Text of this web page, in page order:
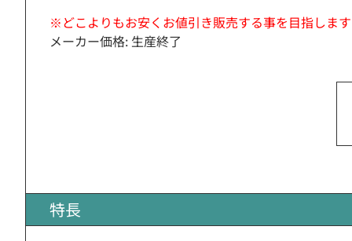
※どこよりもお安くお値引き販売する事を目指しま
メーカー価格: 生産終了
特長